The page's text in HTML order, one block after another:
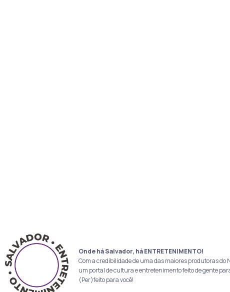
Onde há Salvador, há ENTRETENIMENTO!
Com a credibilidade de uma das maiores produtoras do
um portal de cultura e entretenimento feito de gente
(Per)feito para você!